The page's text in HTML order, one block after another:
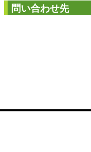
問い合わせ先